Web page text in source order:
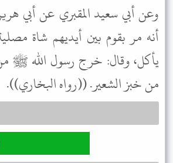
وعن أبي سعيد المقبري عن أبي
أنه مر بقوم بين أيديهم شاة
يأكل، وقال: خرج رسول الله ﷺ من
من خبز الشعير. ((رواه البخاري)).